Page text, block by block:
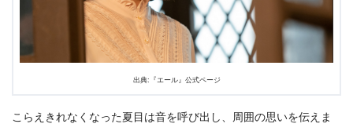
出典:『エール』公式ページ
こらえきれなくなった夏目は音を呼び出し、周囲の思いを伝えま